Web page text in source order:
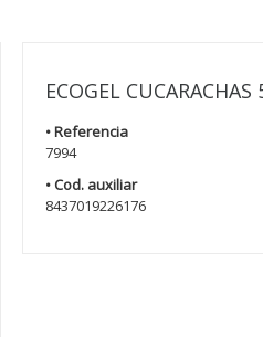
ECOGEL
• Referencia
7994
• Cod. auxiliar
8437019226176